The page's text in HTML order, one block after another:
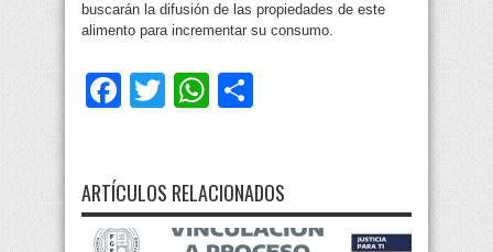
buscarán la difusión de las propiedades de este
alimento para incrementar su consumo.
Facebook
TwitterWhatsApp
ARTÍCULOS RELACIONADOS